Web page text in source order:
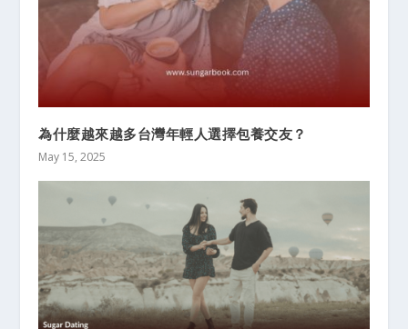
為什麼越來越多台灣年輕人選擇包養交友？
May 15, 2025